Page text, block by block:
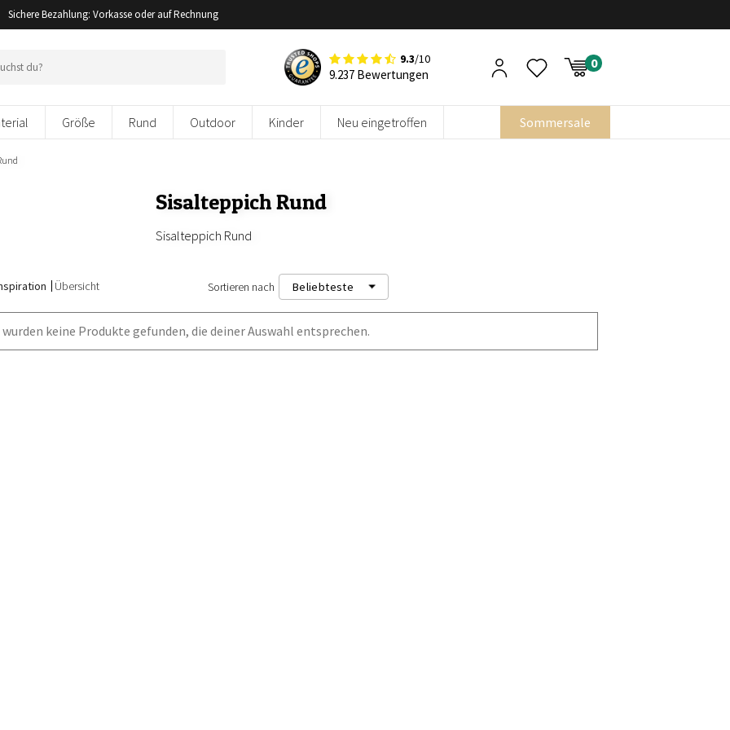
Sichere Bezahlung: Vorkasse oder auf Rechnung
9.3/10
9.237 Bewertungen
Größe Rund Outdoor Kinder Neu eingetroffen Sommersale
Sisalteppich Rund
Sisalteppich Rund
Übersicht Sortieren nach Beliebteste
Beliebteste
wurden keine Produkte gefunden, die deiner Auswahl entsprechen.